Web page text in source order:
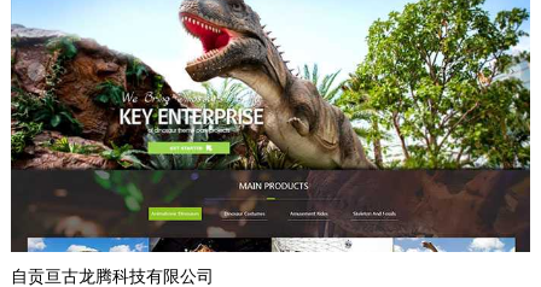
More
自贡亘古龙腾科技有限公司